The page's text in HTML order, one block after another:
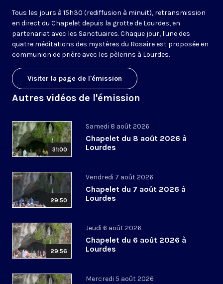
Tous les jours à 15h30 (rediffusion à minuit), retransmission
en direct du Chapelet depuis la grotte de Lourdes, en
partenariat avec les Sanctuaires. Chaque jour, l'une des
quatre méditations des mystères du Rosaire est proposée en
communion de prière avec les pèlerins à Lourdes.
Visiter la page de l'émission
Autres vidéos de l'émission
31:00
Samedi 8 août 2026
Chapelet du 8 août 2026 à
Lourdes
29:50
Vendredi 7 août 2026
Chapelet du 7 août 2026 à
Lourdes
29:56
Jeudi 6 août 2026
Chapelet du 6 août 2026 à
Lourdes
Mercredi 5 août 2026